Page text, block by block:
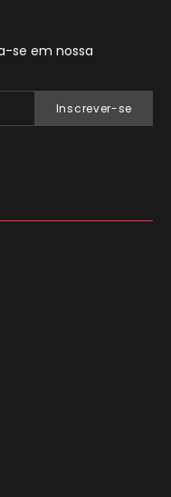
se em nossa
Inscrever-se